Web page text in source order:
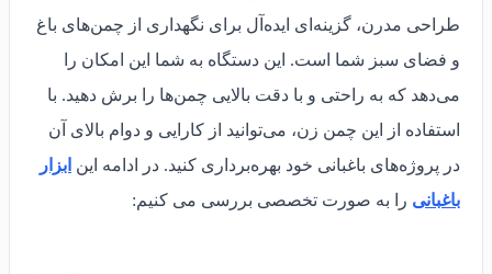
طراحی مدرن، گزینه‌ای ایده‌آل برای نگهداری از چمن‌های باغ
و فضای سبز شما است. این دستگاه به شما این امکان را
می‌دهد که به راحتی و با دقت بالایی چمن‌ها را برش دهید. با
استفاده از این چمن زن، می‌توانید از کارایی و دوام بالای آن
در پروژه‌های باغبانی خود بهره‌برداری کنید. در ادامه این ابزار
باغبانی را به صورت تخصصی بررسی می کنیم: